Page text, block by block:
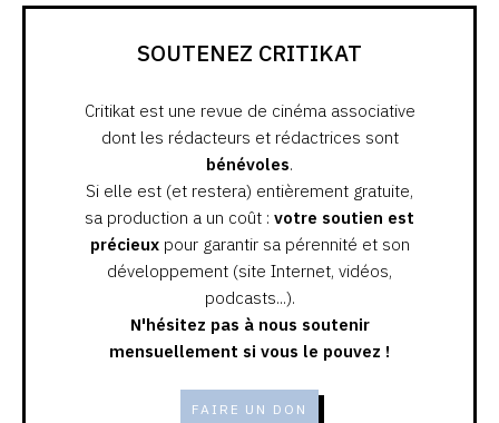
SOUTENEZ CRITIKAT
Critikat est une revue de cinéma associative
dont les rédacteurs et rédactrices sont
bénévoles.
Si elle est (et restera) entièrement gratuite,
sa production a un coût : votre soutien est
précieuxpour garantir sa pérennité et son
développement (site Internet, vidéos,
podcasts...).
N'hésitez pas à nous soutenir
mensuellement si vous le pouvez !
FAIRE UN DON